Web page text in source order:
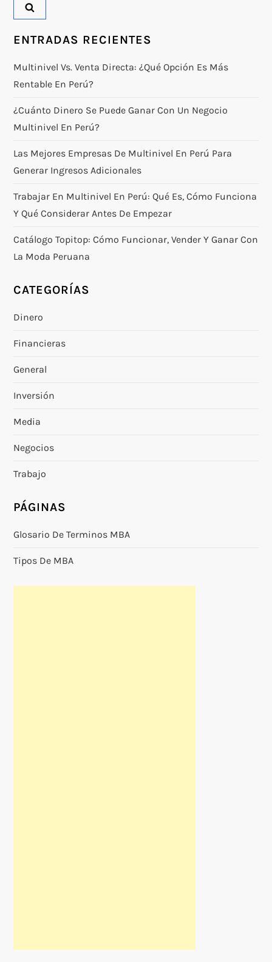
ENTRADAS RECIENTES
Multinivel Vs. Venta Directa: ¿qué Opción Es Más
Rentable En Perú?
¿Cuánto Dinero Se Puede Ganar Con Un Negocio
Multinivel En Perú?
Las Mejores Empresas De Multinivel En Perú Para
Generar Ingresos Adicionales
Trabajar En Multinivel En Perú: Qué Es, Cómo Funciona
Y Qué Considerar Antes De Empezar
Catálogo Topitop: Cómo Funcionar, Vender Y Ganar Con
La Moda Peruana
CATEGORÍAS
Dinero
Financieras
General
Inversión
Media
Negocios
Trabajo
PÁGINAS
Glosario De Terminos MBA
Tipos De MBA